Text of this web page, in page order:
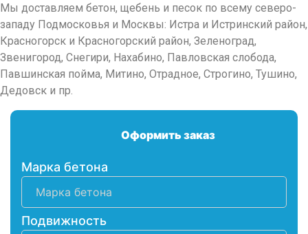
Мы доставляем бетон, щебень и песок по всему северо-
западу Подмосковья и Москвы: Истра и Истринский район,
Красногорск и Красногорский район, Зеленоград,
Звенигород, Снегири, Нахабино, Павловская слобода,
Павшинская пойма, Митино, Отрадное, Строгино, Тушино,
Дедовск и пр.
Оформить заказ
Марка бетона
Подвижность